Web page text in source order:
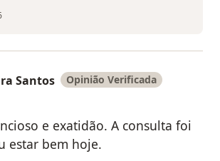
Santos Opinião Verificada
e exatidão. A consulta foi
estar bem hoje.